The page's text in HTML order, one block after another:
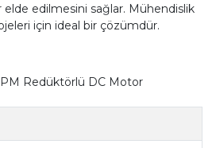
elde edilmesini sağlar. Mühendislik
için ideal bir çözümdür.
Redüktörlü DC Motor